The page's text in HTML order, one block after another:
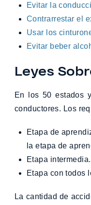
Evitar la
Contrarrestar el
Usar los
Evitar beber
Leyes
En los 50 estados
conductores. Los
Etapa de aprendizaje. En la mayoría de los estados, los conductores que se encuentran en esta etapa siempre deben ser supervisados por un adulto. Al finalizar
la etapa de
Etapa
Etapa con
La cantidad de